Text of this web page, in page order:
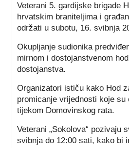
Veterani 5. gardijske brigade
hrvatskim braniteljima i
održati u subotu, 16. svibnja
Okupljanje sudionika
mirnom i dostojanstvenom
dostojanstva.
Organizatori ističu kako Hod
promicanje vrijednosti koje
tijekom Domovinskog rata.
Veterani „Sokolova“ pozivaju
svibnja do 12:00 sati, kako bi